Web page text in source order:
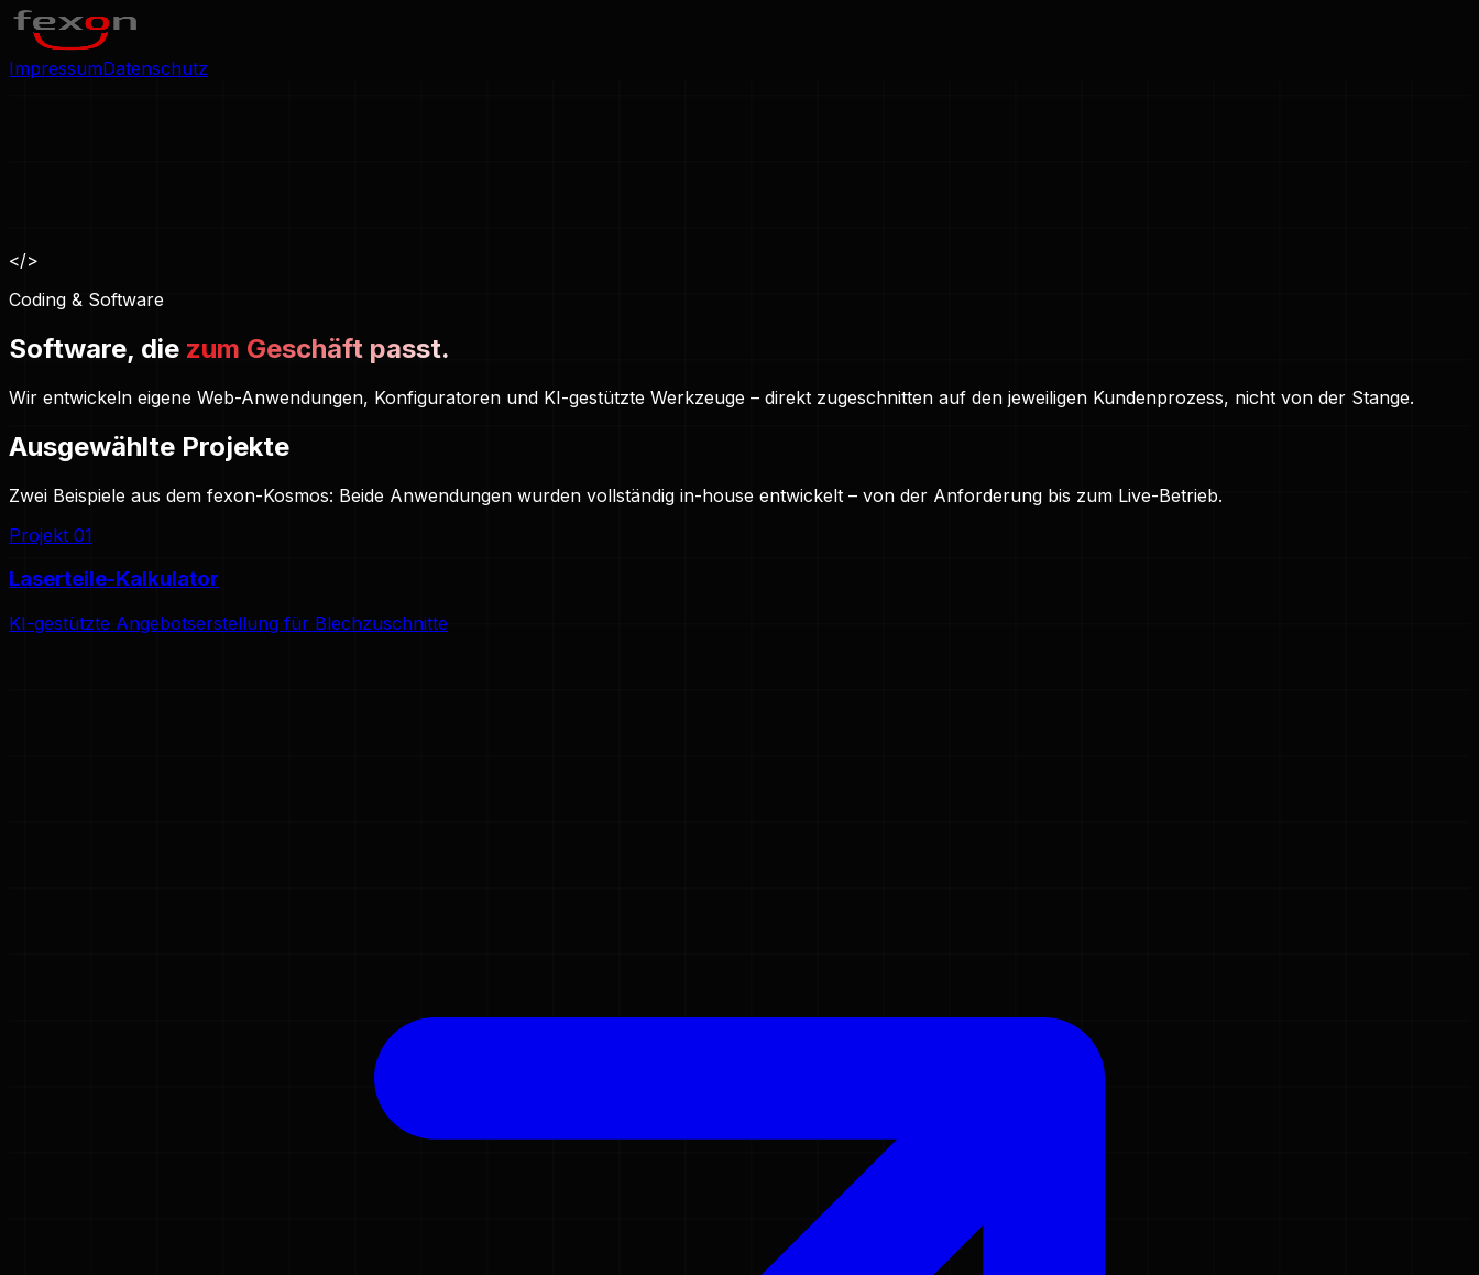
ImpressumDatenschutz
</>
Coding & Software
Software, die zum Geschäft passt.
Wir entwickeln eigene Web-Anwendungen, Konfiguratoren und KI-gestützte Werkzeuge – direkt zugeschnitten auf den jeweiligen Kundenprozess, nicht von der Stange.
Ausgewählte Projekte
Zwei Beispiele aus dem fexon-Kosmos: Beide Anwendungen wurden vollständig in-house entwickelt – von der Anforderung bis zum Live-Betrieb.
Projekt 01
Laserteile-Kalkulator
KI-gestützte Angebotserstellung für Blechzuschnitte